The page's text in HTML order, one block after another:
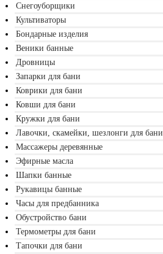
Снегоуборщики
Культиваторы
Бондарные изделия
Веники банные
Дровницы
Запарки для бани
Коврики для бани
Ковши для бани
Кружки для бани
Лавочки, скамейки, шезлонги для бани
Массажеры деревянные
Эфирные масла
Шапки банные
Рукавицы банные
Часы для предбанника
Обустройство бани
Термометры для бани
Тапочки для бани